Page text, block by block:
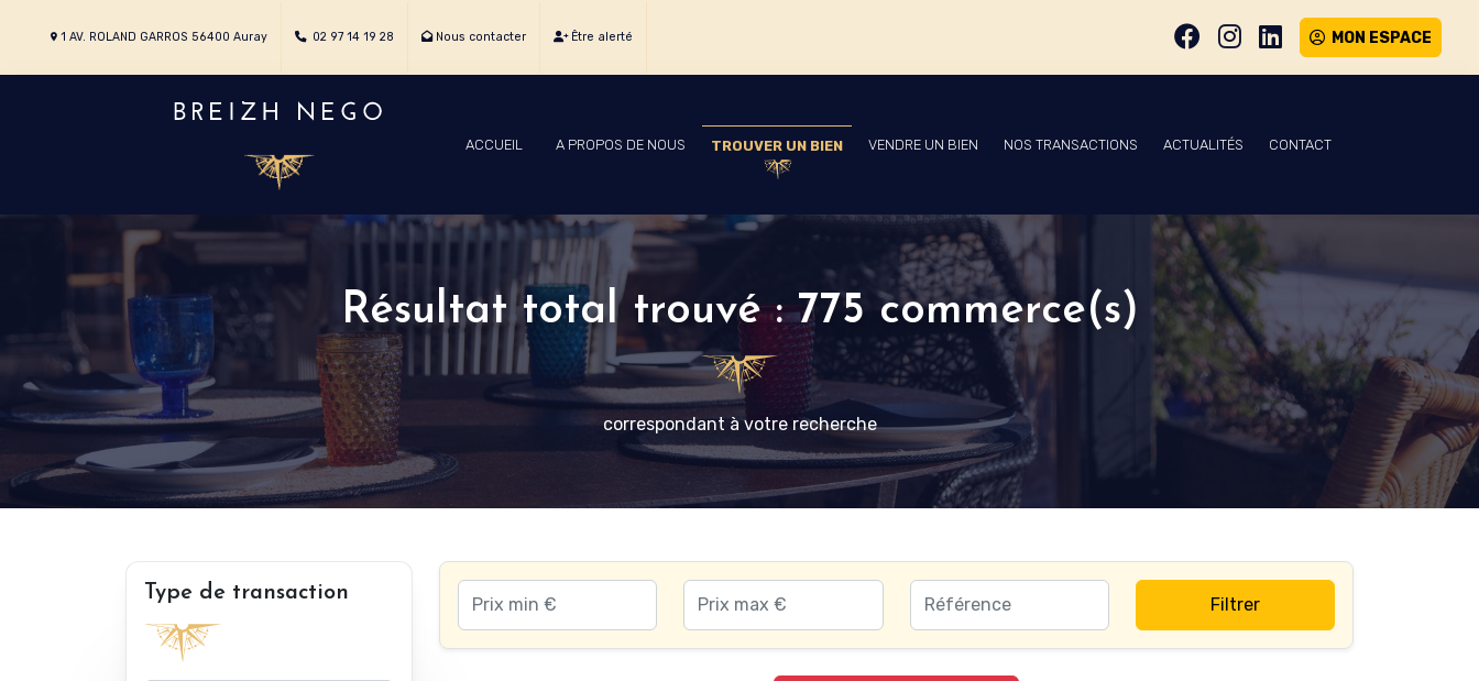
1 AV. ROLAND GARROS 56400 Auray 02 97 14 19 28 Nous contacter Être alerté MON ESPACE
ACCUEIL A PROPOS DE NOUS TROUVER UN BIEN VENDRE UN BIEN NOS TRANSACTIONS ACTUALITÉS CONTACT
Résultat total trouvé : 775 commerce(s)
correspondant à votre recherche
Type de transaction
Filtrer